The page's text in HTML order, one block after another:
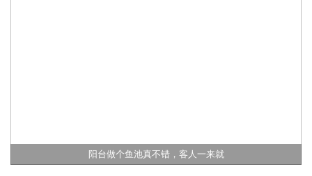
阳台做个鱼池真不错，客人一来就